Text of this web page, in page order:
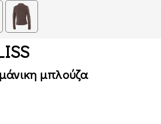
μπλούζα